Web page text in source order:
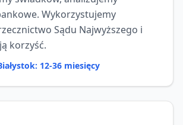
Wykorzystujemy
Sądu Najwyższego i
korzyść.
12-36 miesięcy